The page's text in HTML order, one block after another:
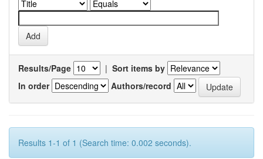
Results/Page | Sort items by
In order
Authors/record
Results 1-1 of 1 (Search time: 0.002 seconds).